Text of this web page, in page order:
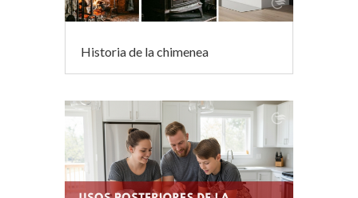
Historia de la chimenea